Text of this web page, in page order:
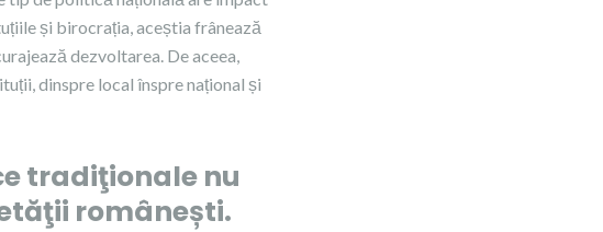
și birocrația, aceștia frânează
dezvoltarea. De aceea,
dinspre local înspre național și
tradiţionale nu
românești.